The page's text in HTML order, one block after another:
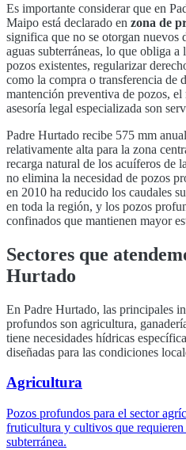
Es importante considerar que en
Maipo está declarado en zona de
significa que no se otorgan nuevos
aguas subterráneas, lo que obliga
pozos existentes, regularizar
como la compra o transferencia de
mantención preventiva de pozos,
asesoría legal especializada son
Padre Hurtado recibe 575 mm
relativamente alta para la zona
recarga natural de los acuíferos de
no elimina la necesidad de pozos
en 2010 ha reducido los caudales
en toda la región, y los pozos
confinados que mantienen mayor
Sectores que
Hurtado
En Padre Hurtado, las principales
profundos son agricultura,
tiene necesidades hídricas
diseñadas para las condiciones
Agricultura
Pozos profundos para el sector
fruticultura y cultivos que requieren
subterránea.